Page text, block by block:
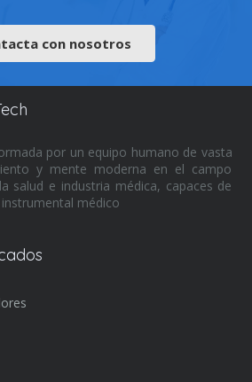
con nosotros
por un equipo humano de vasta
y mente moderna en el campo
salud e industria médica, capaces de
médico